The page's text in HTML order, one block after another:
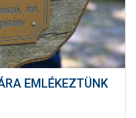
EMLÉKEZTÜNK